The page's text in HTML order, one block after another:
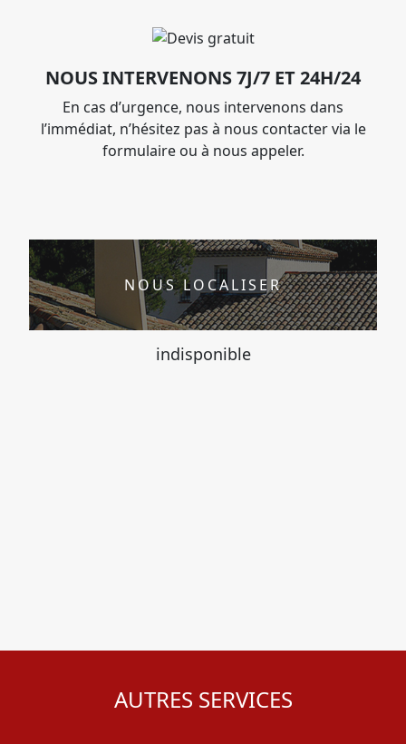
NOUS INTERVENONS 7J/7 ET 24H/24
En cas d’urgence, nous intervenons dans
l’immédiat, n’hésitez pas à nous contacter via le
formulaire ou à nous appeler.
NOUS LOCALISER
indisponible
AUTRES SERVICES